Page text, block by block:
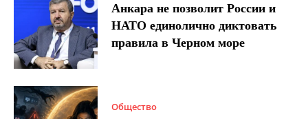
Анкара не позволит России и
НАТО единолично диктовать
правила в Черном море
Общество